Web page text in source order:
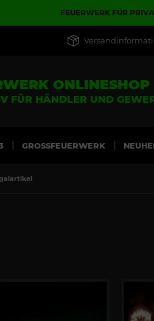
FEUERWERK FÜR
ONLINESHOP
FÜR HÄNDLER UND
GROSSFEUERWERK